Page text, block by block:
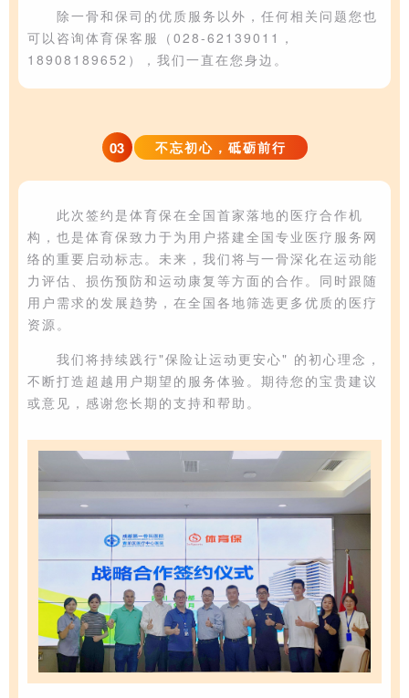
除一骨和保司的优质 服务以外，任何相关问题您也
可以咨询体育保客服（028-62139011，
18908189652）
，我们一直在您身边。
03 不忘初心，砥砺前行
此次签约是体育保在全国首家落地的医疗合作机
构，也是体育保致力于为 用户搭建全国专业医疗服务网
络的重要启动标志。未来，我们将与一骨深化在运动能
力评估、损伤预防和运动康复等方面的合作。同时跟随
用户需求的发展趋势，在全国各地筛选更多优质的医疗
资源。
我们将持续践行"保险让运动更安心" 的初心理念 ，
不断打造超越用户期望的服务体验。期待您的宝贵建议
或意见，感谢您长期的支持和帮助。